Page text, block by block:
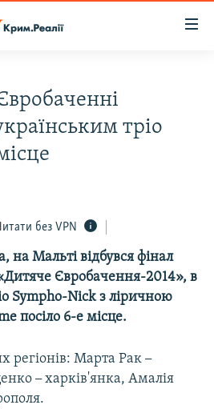
тріо
без VPN
на Мальті відбувся фінал
Євробачення-2014», в
Sympho-Nick з ліричною
посіло 6-е місце.
регіонів: Марта Рак –
–харків'янка, Амалія